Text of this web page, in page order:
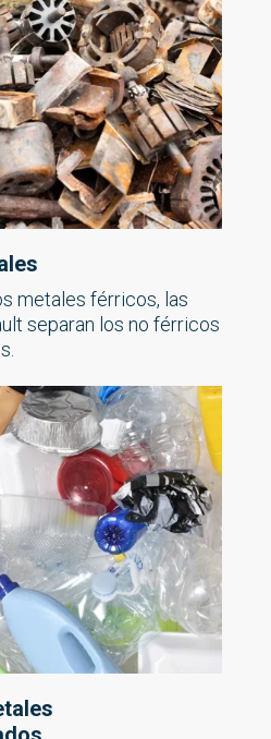
metales férricos, las
separan los no férricos